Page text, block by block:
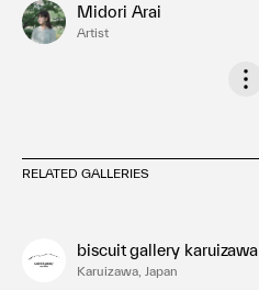
Midori Arai
Artist
RELATED GALLERIES
biscuit gallery karuizawa
Karuizawa, Japan